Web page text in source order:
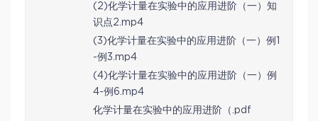
(2)化学计量在实验中的应用进阶（一）知
识点2.mp4
(3)化学计量在实验中的应用进阶（一）例1
-例3.mp4
(4)化学计量在实验中的应用进阶（一）例
4-例6.mp4
化学计量在实验中的应用进阶（.pdf